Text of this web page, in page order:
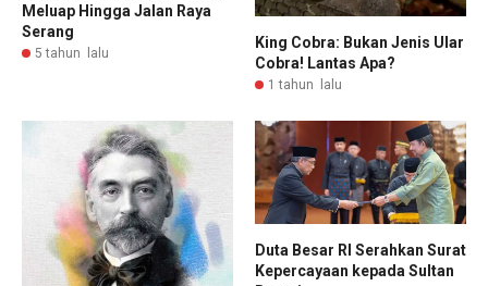
Meluap Hingga Jalan Raya
Serang
5 tahun lalu
King Cobra: Bukan Jenis Ular
Cobra! Lantas Apa?
1 tahun lalu
Duta Besar RI Serahkan Surat
Kepercayaan kepada Sultan